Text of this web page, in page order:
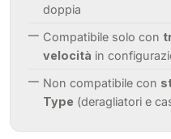
doppia
Compatibile solo con
velocità in
Non compatibile con
Type (deragliatori e